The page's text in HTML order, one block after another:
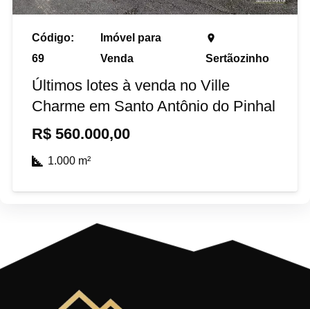
Código:
69
Imóvel para
Venda
place
Sertãozinho
Últimos lotes à venda no Ville
Charme em Santo Antônio do Pinhal
R$560.000,00
1.000m²